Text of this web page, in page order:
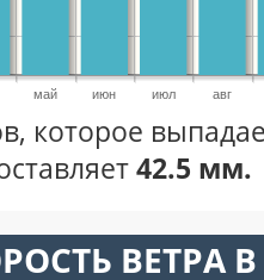
май июн июл авг
которое
42.5 мм.
ВЕТРА